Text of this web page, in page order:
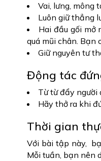
Vai, lưng, mông
Luôn giữ thẳng
Hai đầu gối mở
quá mũi chân. Bạn
Giữ nguyên tư
Động tác
Từ từ đẩy người
Hãy thở ra khi
Thời gian
Với bài tập này,
Mỗi tuần, bạn nên